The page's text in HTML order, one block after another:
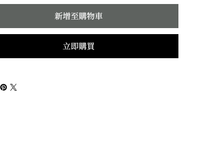
新增至購物車
立即購買